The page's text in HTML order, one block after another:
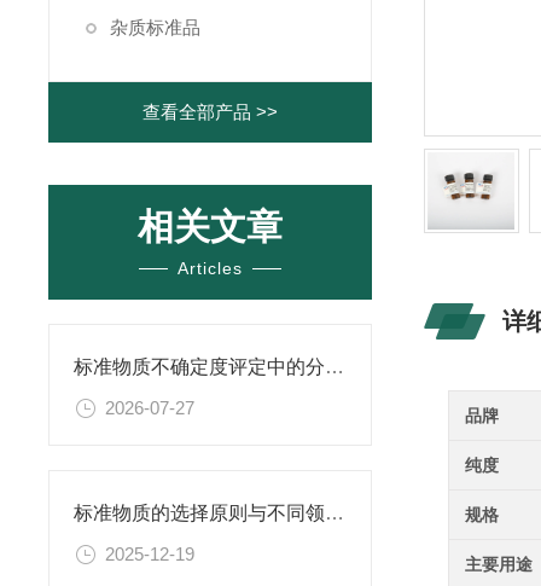
杂质标准品
查看全部产品 >>
相关文章
Articles
标准物质不确定度评定中的分量识别与量化计算方法
2026-07-27
标准物质的选择原则与不同领域应用匹配性分析
2025-12-19
详
品牌
纯度
规格
主要用途